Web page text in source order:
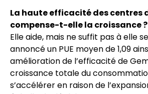
La haute efficacité des centres
compense-t-elle la croissance ?
Elle aide, mais ne suffit pas à elle
annoncé un PUE moyen de 1,09
amélioration de l’efficacité de
croissance totale du
s’accélérer en raison de